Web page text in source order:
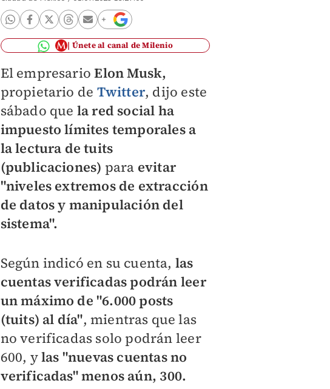
Únete al canal de Milenio
El empresario Elon Musk,
propietario de Twitter, dijo este
sábado que la red social ha
impuesto límites temporales a
la lectura de tuits
(publicaciones) para evitar
"niveles extremos de extracción
de datos y manipulación del
sistema".
Según indicó en su cuenta, las
cuentas verificadas podrán leer
un máximo de "6.000 posts
(tuits) al día", mientras que las
no verificadas solo podrán leer
600, ylas "nuevas cuentas no
verificadas" menos aún, 300.